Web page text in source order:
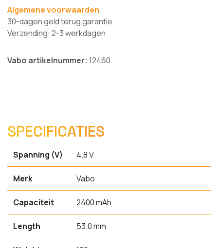
Algemene voorwaarden
30-dagen geld terug garantie
Verzending: 2-3 werkdagen
Vabo artikelnummer: 12460
SPECIFICATIES
Spanning (V) 4.8 V
Merk Vabo
Capaciteit 2400 mAh
Length 53.0 mm